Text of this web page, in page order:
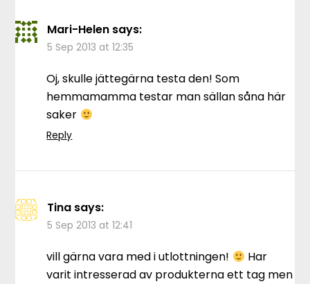
Mari-Helen says:
5 Sep 2013 at 12:35
Oj, skulle jättegärna testa den! Som
hemmamamma testar man sällan såna här
saker
Reply
Tina says:
5 Sep 2013 at 12:41
vill gärna vara med i utlottningen!
Har
varit intresserad av produkterna ett tag men